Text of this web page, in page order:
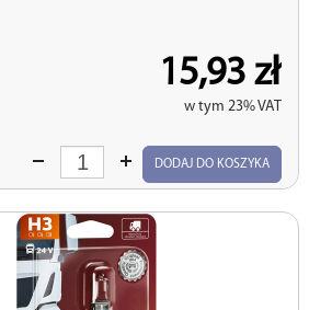
15,93 zł
w tym 23% VAT
Wprowadź
DODAJ DO KOSZYKA